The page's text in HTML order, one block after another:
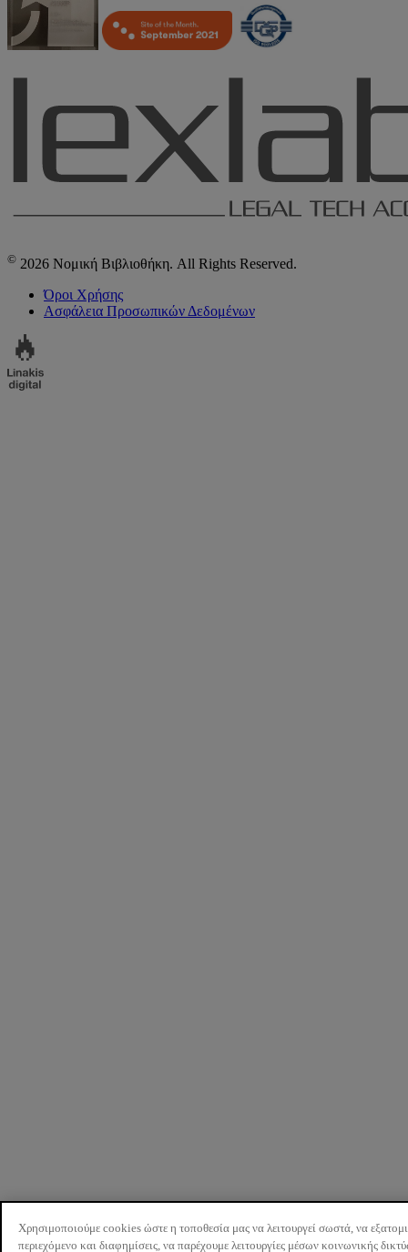
© 2026 Νομική Βιβλιοθήκη. All Rights Reserved.
Όροι Χρήσης
Ασφάλεια Προσωπικών Δεδομένων
Χρησιμοποιούμε cookies ώστε η τοποθεσία μας να λειτουργεί σωστά, να
περιεχόμενο και διαφημίσεις, να παρέχουμε λειτουργίες μέσων κοινωνικής